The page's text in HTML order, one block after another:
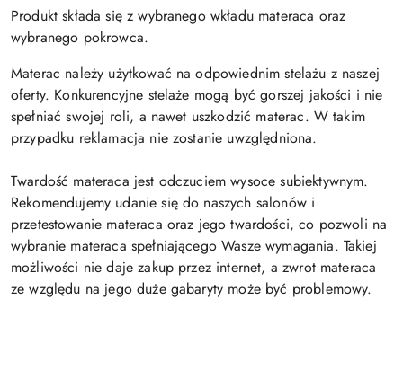
Produkt składa się z wybranego wkładu materaca oraz
wybranego pokrowca.
Materac należy użytkować na odpowiednim stelażu z naszej
oferty. Konkurencyjne stelaże mogą być gorszej jakości i nie
spełniać swojej roli, a nawet uszkodzić materac. W takim
przypadku reklamacja nie zostanie uwzględniona.
Twardość materaca jest odczuciem wysoce subiektywnym.
Rekomendujemy udanie się do naszych salonów i
przetestowanie materaca oraz jego twardości, co pozwoli na
wybranie materaca spełniającego Wasze wymagania. Takiej
możliwości nie daje zakup przez internet, a zwrot materaca
ze względu na jego duże gabaryty może być problemowy.